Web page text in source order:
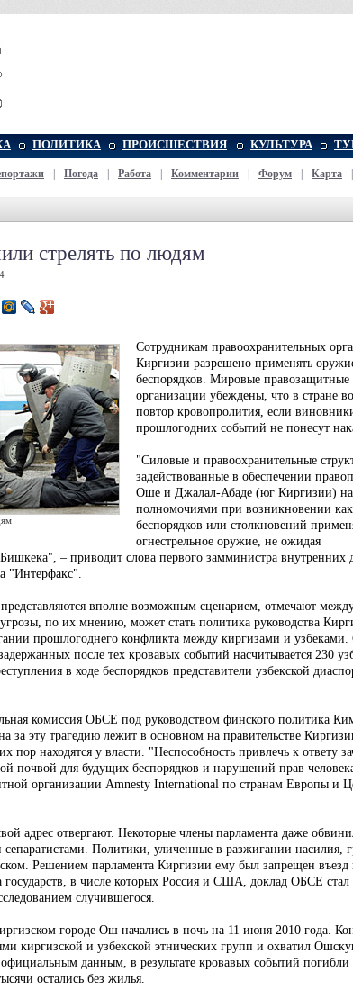
ПОЛИТИКА ПРОИСШЕСТВИЯ КУЛЬТУРА
Погода Работа Комментарии Форум Карта
стрелять по людям
Сотрудникам правоохранительных
Киргизии разрешено применять
беспорядков. Мировые правозащитные
организации убеждены, что в стране
повтор кровопролития, если
прошлогодних событий не понесут
"Силовые и правоохранительные
задействованные в обеспечении
Оше и Джалал-Абаде (юг Киргизии)
полномочиями при возникновении
беспорядков или столкновений
огнестрельное оружие, не ожидая
– приводит слова первого замминистра внутренних
"Интерфакс".
вполне возможным сценарием, отмечают
по их мнению, может стать политика руководства
прошлогоднего конфликта между киргизами и узбеками.
после тех кровавых событий насчитывается 230
в ходе беспорядков представители узбекской
комиссия ОБСЕ под руководством финского политика
за эту трагедию лежит в основном на правительстве
пор находятся у власти. "Неспособность привлечь к ответу
почвой для будущих беспорядков и нарушений прав
организации Amnesty International по странам Европы и
адрес отвергают. Некоторые члены парламента даже
Политики, уличенные в разжигании насилия,
Решением парламента Киргизии ему был запрещен въезд
в числе которых Россия и США, доклад ОБСЕ стал
случившегося.
городе Ош начались в ночь на 11 июня 2010 года.
киргизской и узбекской этнических групп и охватил
данным, в результате кровавых событий погибли
остались без жилья.